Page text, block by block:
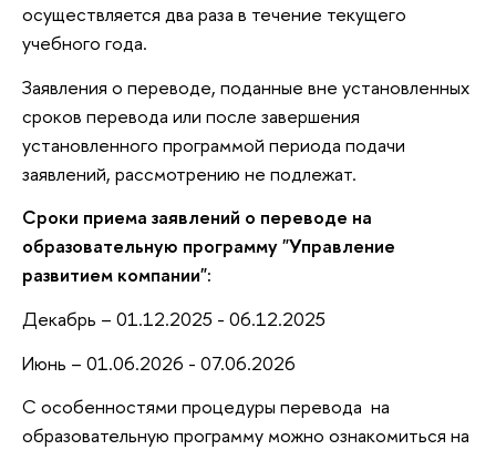
осуществляется два раза в течение текущего
учебного года.
Заявления о переводе, поданные вне установленных
сроков перевода или после завершения
установленного программой периода подачи
заявлений, рассмотрению не подлежат.
Сроки приема заявлений о переводе на
образовательную программу "Управление
развитием компании":
Декабрь – 01.12.2025 - 06.12.2025
Июнь – 01.06.2026 - 07.06.2026
С особенностями процедуры перевода на
образовательную программу можно ознакомиться на